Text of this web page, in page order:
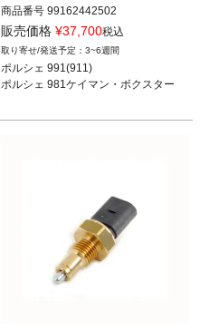
商品番号 99162442502
ポルシェ 991(911) カレラ／カレラS／
カレラ4／カレラ4S／ターボ／ターボ
S／GT3／GT3 RS／GT2 RS 11-19
販売価格 ¥37,700税込
3~6週間
ポルシェ 991(911)
ポルシェ 981ケイマン・ボクスター